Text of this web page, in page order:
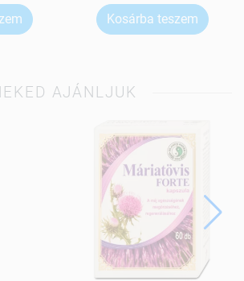
Kosárba teszem
AJÁNLJUK